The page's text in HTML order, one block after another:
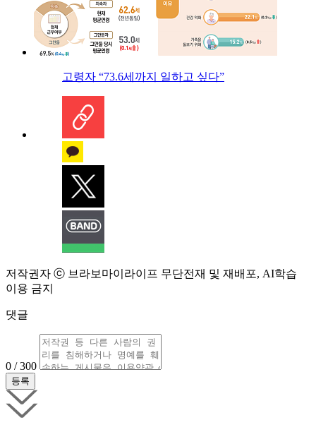
고령자 “73.6세까지 일하고 싶다”
저작권자 ⓒ 브라보마이라이프 무단전재 및 재배포, AI학습
이용 금지
댓글
0 / 300